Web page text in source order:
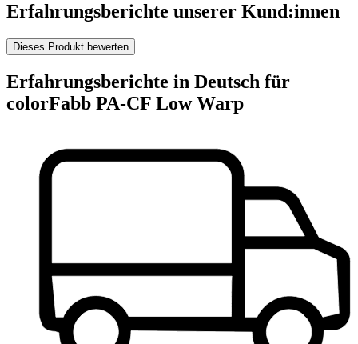
Erfahrungsberichte unserer Kund:innen
Dieses Produkt bewerten
Erfahrungsberichte in Deutsch für
colorFabb PA-CF Low Warp